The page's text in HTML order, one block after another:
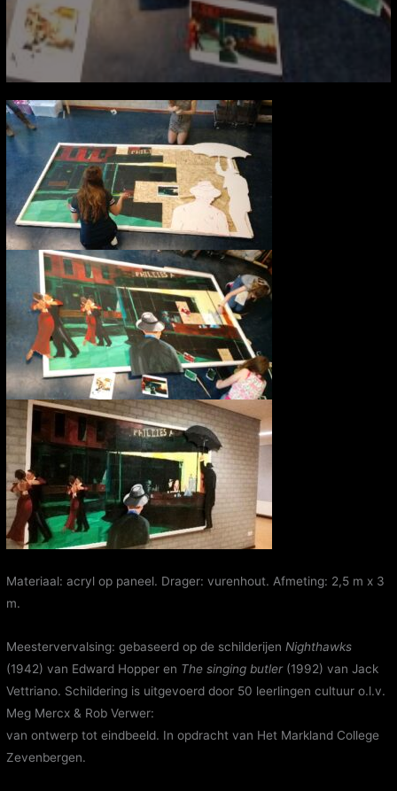
Materiaal: acryl op paneel. Drager: vurenhout. Afmeting: 2,5 m x 3
m.
Meestervervalsing: gebaseerd op de schilderijen Nighthawks
(1942) van Edward Hopper en The singing butler(1992) van Jack
Vettriano. Schildering is uitgevoerd door 50 leerlingen cultuur o.l.v.
Meg Mercx & Rob Verwer:
van ontwerp tot eindbeeld. In opdracht van Het Markland College
Zevenbergen.